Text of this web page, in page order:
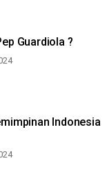
Guardiola ?
Indonesia